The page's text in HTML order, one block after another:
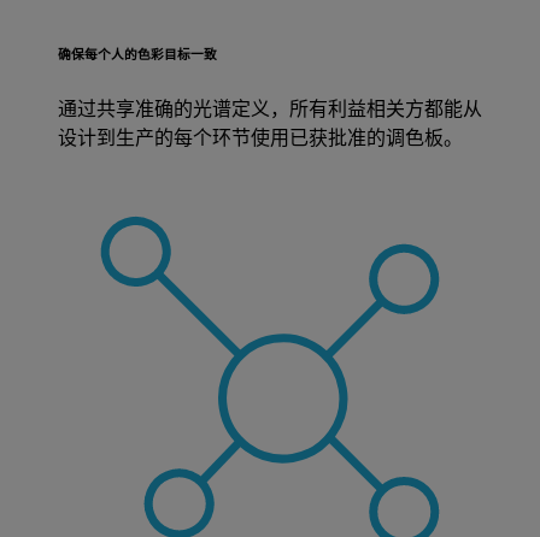
确保每个人的色彩目标一致
通过共享准确的光谱定义，所有利益相关方都能从
设计到生产的每个环节使用已获批准的调色板。